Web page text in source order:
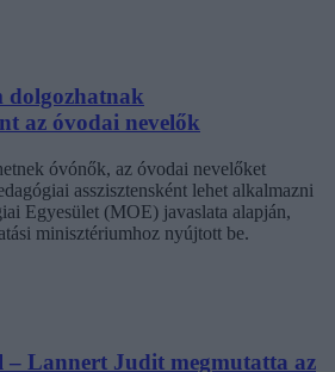
dolgozhatnak
az óvodai nevelők
óvónők, az óvodai nevelőket
asszisztensként lehet alkalmazni
Egyesület (MOE) javaslata alapján,
minisztériumhoz nyújtott be.
– Lannert Judit megmutatta az